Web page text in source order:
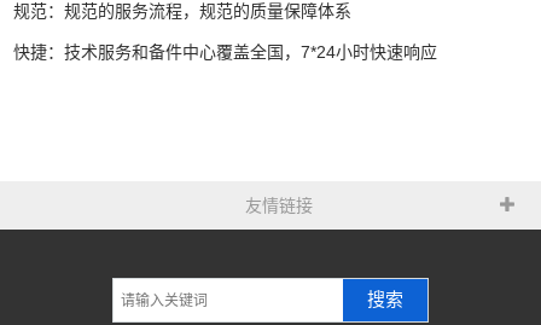
规范：规范的服务流程，规范的质量保障体系
快捷：技术服务和备件中心覆盖全国，7*24小时快速响应
友情链接
搜索